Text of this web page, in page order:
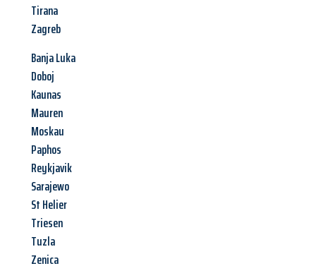
Tirana
Zagreb
Banja Luka
Doboj
Kaunas
Mauren
Moskau
Paphos
Reykjavik
Sarajewo
St Helier
Triesen
Tuzla
Zenica